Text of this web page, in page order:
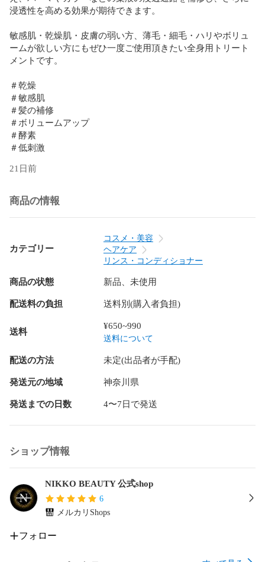
浸透性を高める効果が期待できます。
敏感肌・乾燥肌・皮膚の弱い方、薄毛・細毛・ハリやボリュ
ームが欲しい方にもぜひ一度ご使用頂きたい全身用トリート
メントです。
＃乾燥
＃敏感肌
＃髪の補修
＃ボリュームアップ
＃酵素
＃低刺激
21日前
商品の情報
カテゴリー
コスメ・美容
ヘアケア
リンス・コンディショナー
商品の状態 新品、未使用
配送料の負担 送料別(購入者負担)
送料
¥650~990
送料について
配送の方法 未定(出品者が手配)
発送元の地域 神奈川県
発送までの日数 4〜7日で発送
ショップ情報
NIKKO BEAUTY 公式shop
6
メルカリShops
フォロー